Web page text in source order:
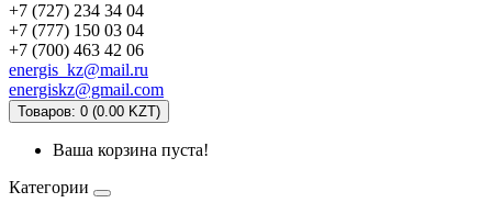
+7 (727) 234 34 04
+7 (777) 150 03 04
+7 (700) 463 42 06
energis_kz@mail.ru
energiskz@gmail.com
Товаров: 0 (0.00 KZT)
Ваша корзина пуста!
Категории